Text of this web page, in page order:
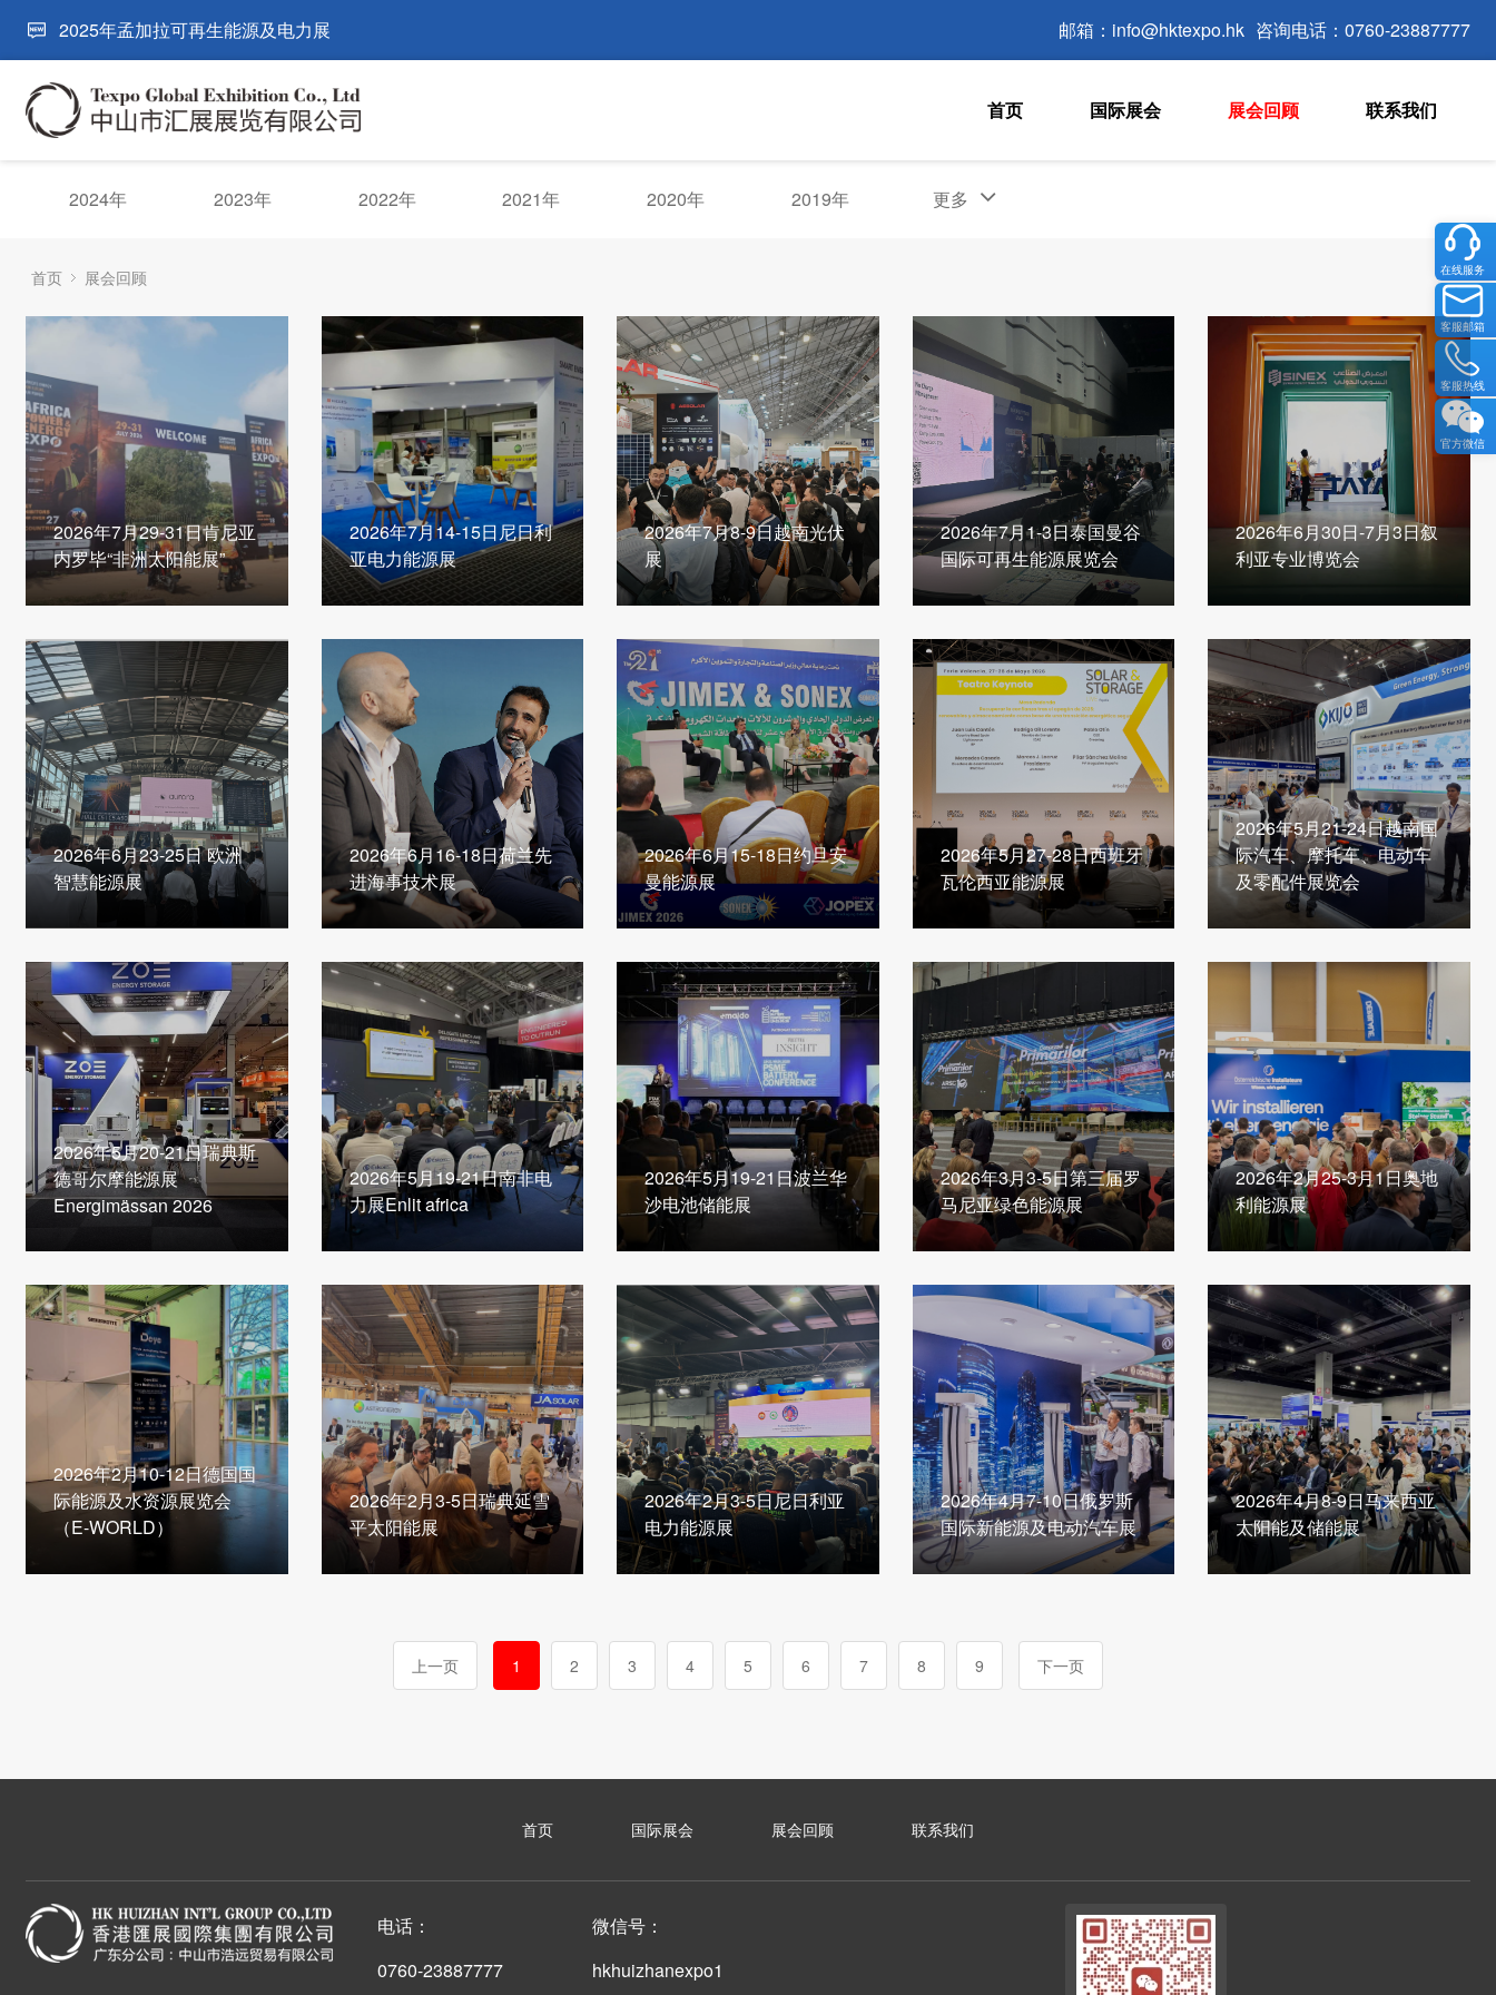
2025年孟加拉可再生能源及电力展 邮箱：info@hktexpo.hk 咨询电话：0760-23887777
首页 国际展会 展会回顾 联系我们
2024年 2023年 2022年 2021年 2020年 2019年 更多
首页 展会回顾
2026年7月29-31日肯尼亚
内罗毕“非洲太阳能展”
2026年7月14-15日尼日利
亚电力能源展
2026年7月8-9日越南光伏
展
2026年7月1-3日泰国曼谷
国际可再生能源展览会
2026年6月30日-7月3日叙
利亚专业博览会
2026年6月23-25日 欧洲
智慧能源展
2026年6月16-18日荷兰先
进海事技术展
2026年6月15-18日约旦安
曼能源展
2026年5月27-28日西班牙
瓦伦西亚能源展
2026年5月21-24日越南国
际汽车、摩托车、电动车
及零配件展览会
2026年5月20-21日瑞典斯
德哥尔摩能源展
Energimässan 2026
2026年5月19-21日南非电
力展Enlit africa
2026年5月19-21日波兰华
沙电池储能展
2026年3月3-5日第三届罗
马尼亚绿色能源展
2026年2月25-3月1日奥地
利能源展
2026年2月10-12日德国国
际能源及水资源展览会
（E-WORLD）
2026年2月3-5日瑞典延雪
平太阳能展
2026年2月3-5日尼日利亚
电力能源展
2026年4月7-10日俄罗斯
国际新能源及电动汽车展
2026年4月8-9日马来西亚
太阳能及储能展
上一页 1 2 3 4 5 6 7 8 9 下一页
首页 国际展会 展会回顾 联系我们
电话：
0760-23887777
微信号：
hkhuizhanexpo1
在线服务
客服邮箱
客服热线
官方微信